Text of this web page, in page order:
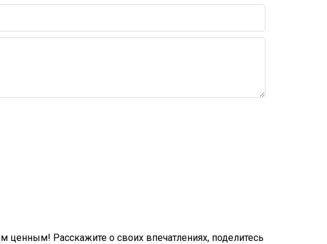
Расскажите о своих впечатлениях, поделитесь